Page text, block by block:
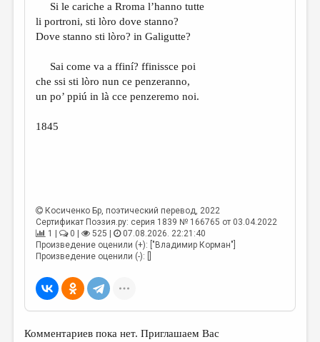
КУЛЬТУРОВЕДЕНИЕ
ПУБЛИЦИСТИКА
РЕЦЕНЗИРОВАНИЕ
ЦИКЛЫ ПУБЛИКАЦИЙ
Si le cariche a Rroma l’hanno tutte
li portroni, sti lòro dove stanno?
Dove stanno sti lòro? in Galigutte?
Sai come va a ffiní? ffinissce poi
che ssi sti lòro nun ce penzeranno,
un po’ ppiú in là cce penzeremo noi.
1845
Косиченко Бр, поэтический перевод, 2022
Сертификат Поэзия.ру: серия 1839 № 166765 от 03.04.2022
1 |
0 | 525 |
07.08.2026. 22:21:40
Произведение оценили (+): ["Владимир Корман"]
Произведение оценили (-): []
Комментариев пока нет. Приглашаем Вас